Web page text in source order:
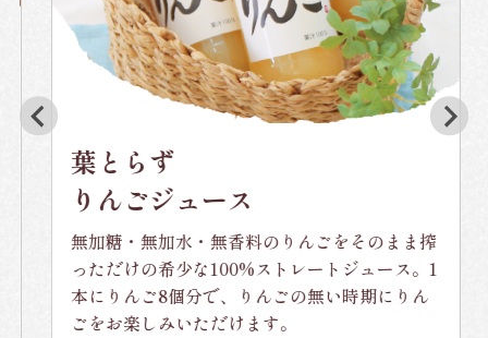
葉とらず
りんごジュース
無加糖・無加水・無香料のりんごをそのまま搾
っただけの希少な100%ストレートジュース。1
本にりんご8個分で、りんごの無い時期にりん
ごをお楽しみいただけます。